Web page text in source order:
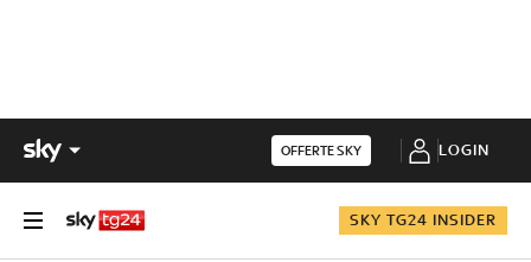
OFFERTE SKY LOGIN
SKY TG24 INSIDER